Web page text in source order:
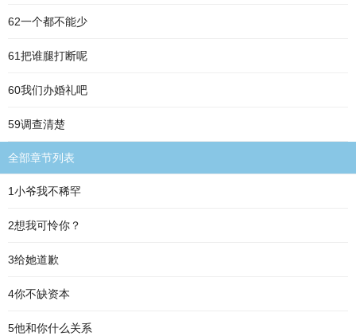
62一个都不能少
61把谁腿打断呢
60我们办婚礼吧
59调查清楚
全部章节列表
1小爷我不稀罕
2想我可怜你？
3给她道歉
4你不缺资本
5他和你什么关系